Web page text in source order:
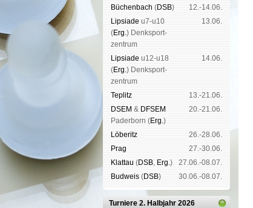
Büchen­bach (DSB)
12.-14.06.
Lipsiade u7-u10
(Erg.) Denk­sport­
zen­trum
13.06.
Lipsiade u12-u18
(Erg.) Denk­sport­
zen­trum
14.06.
Tep­litz
13.-21.06.
DSEM & DFSEM
Pader­born (Erg.)
20.-21.06.
Lö­be­ritz
26.-28.06.
Prag
27.-30.06.
Klat­tau (DSB, Erg.)
27.06.-08.07.
Bud­weis (DSB) 30.06.-08.07.
Turniere 2. Halbjahr 2026